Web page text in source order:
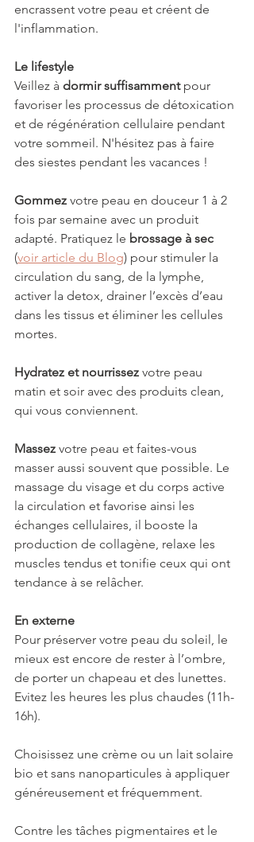
encrassent votre peau et créent de
l'inflammation.
Le lifestyle
Veillez à dormir suffisamment pour
favoriser les processus de détoxication
et de régénération cellulaire pendant
votre sommeil. N'hésitez pas à faire
des siestes pendant les vacances !
Gommez votre peau en douceur 1 à 2
fois par semaine avec un produit
adapté. Pratiquez le brossage à sec
(voir article du Blog) pour stimuler la
circulation du sang, de la lymphe,
activer la detox, drainer l’excès d’eau
dans les tissus et éliminer les cellules
mortes.
Hydratez et nourrissez votre peau
matin et soir avec des produits clean,
qui vous conviennent.
Massez votre peau et faites-vous
masser aussi souvent que possible. Le
massage du visage et du corps active
la circulation et favorise ainsi les
échanges cellulaires, il booste la
production de collagène, relaxe les
muscles tendus et tonifie ceux qui ont
tendance à se relâcher.
En externe
Pour préserver votre peau du soleil, le
mieux est encore de rester à l’ombre,
de porter un chapeau et des lunettes.
Evitez les heures les plus chaudes (11h-
16h).
Choisissez une crème ou un lait solaire
bio et sans nanoparticules à appliquer
généreusement et fréquemment.
Contre les tâches pigmentaires et le